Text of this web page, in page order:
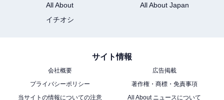
All About
All About Japan
イチオシ
サイト情報
会社概要
広告掲載
プライバシーポリシー
著作権・商標・免責事項
当サイトの情報についての注意
All About ニュースについて